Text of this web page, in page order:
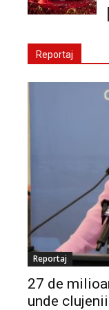
Reportaj
Reportaj
27 de
unde